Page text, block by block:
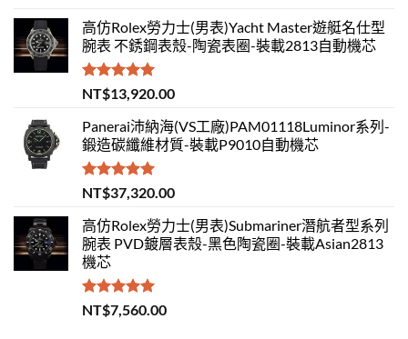
高仿Rolex勞力士(男表)Yacht Master遊艇名仕型
腕表 不銹鋼表殼-陶瓷表圈-裝載2813自動機芯
評分5.00
滿分 5
NT$13,920.00
Panerai沛納海(VS工廠)PAM01118Luminor系列-
鍛造碳纖維材質-裝載P9010自動機芯
評分5.00
滿分 5
NT$37,320.00
高仿Rolex勞力士(男表)Submariner潛航者型系列
腕表 PVD鍍層表殼-黑色陶瓷圈-裝載Asian2813
機芯
評分 5.00
滿分 5
NT$7,560.00